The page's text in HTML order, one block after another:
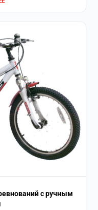
с ручным